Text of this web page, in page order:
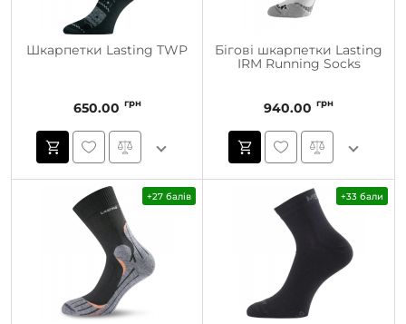
Шкарпетки Lasting TWP
650.00 грн
Бігові шкарпетки Lasting
IRM Running Socks
940.00 грн
+27 балів +33 бали